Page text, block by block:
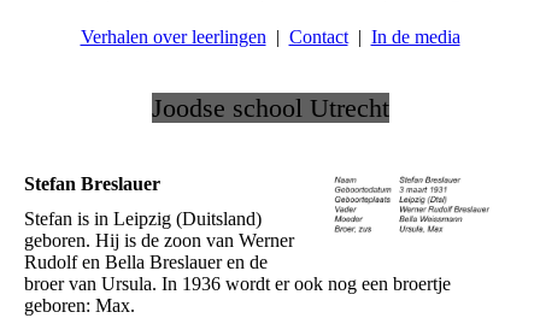
Verhalen over leerlingen Contact In de media
Joodse school Utrecht
Stefan Breslauer
Stefan is in Leipzig (Duitsland)
geboren. Hij is de zoon van Werner
Rudolf en Bella Breslauer en de
broer van Ursula. In 1936 wordt er ook nog een broertje
geboren: Max.